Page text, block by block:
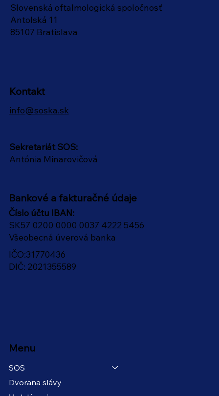
Slovenská oftalmologická spoločnosť
Antolská 11
85107 Bratislava
Bankové a fakturačné údaje
Číslo účtu IBAN:
SK57 0200 0000 0037 4222 5456
Všeobecná úverová banka
IČO:31770436
DIČ: 2021355589
Kontakt
info@soska.sk
Sekretariát SOS:
Antónia Minarovičová
Menu
SOS
Dvorana slávy